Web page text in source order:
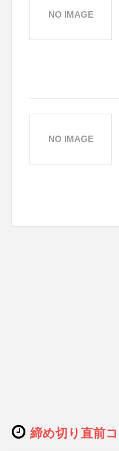
NO IMAGE
NO IMAGE
締め切り直前